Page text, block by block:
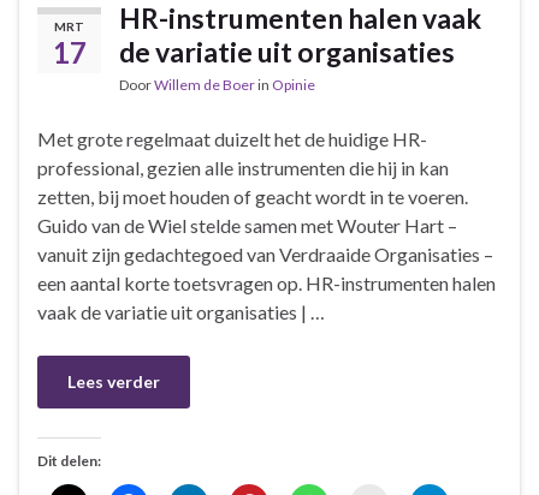
MRT
17
HR-instrumenten halen vaak
de variatie uit organisaties
DoorWillem de Boerin Opinie
Met grote regelmaat duizelt het de huidige HR-
professional, gezien alle instrumenten die hij in kan
zetten, bij moet houden of geacht wordt in te voeren.
Guido van de Wiel stelde samen met Wouter Hart –
vanuit zijn gedachtegoed van Verdraaide Organisaties –
een aantal korte toetsvragen op. HR-instrumenten halen
vaak de variatie uit organisaties | …
Lees verder
Dit delen: